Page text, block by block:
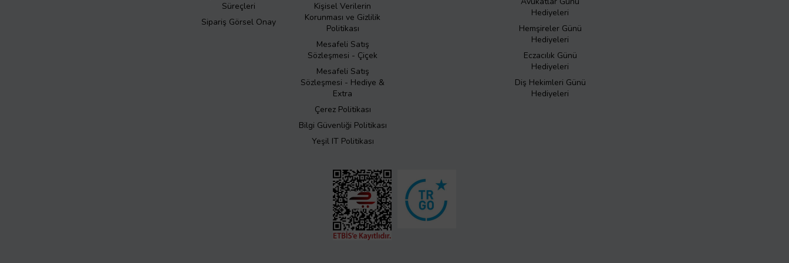
Süreçleri
Sipariş Görsel Onay
Kişisel Verilerin
Korunması ve Gizlilik
Politikası
Mesafeli Satış
Sözleşmesi - Çiçek
Mesafeli Satış
Sözleşmesi - Hediye &
Extra
Çerez Politikası
Bilgi Güvenliği Politikası
Yeşil IT Politikası
Hediyeleri
Hemşireler Günü
Hediyeleri
Eczacılık Günü
Hediyeleri
Diş Hekimleri Günü
Hediyeleri